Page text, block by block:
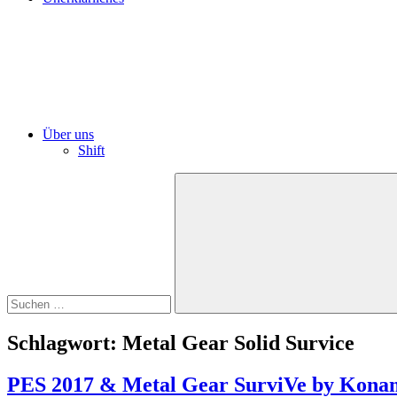
Über uns
Shift
Suchen
Schlagwort: Metal Gear Solid Survice
PES 2017 & Metal Gear SurviVe by